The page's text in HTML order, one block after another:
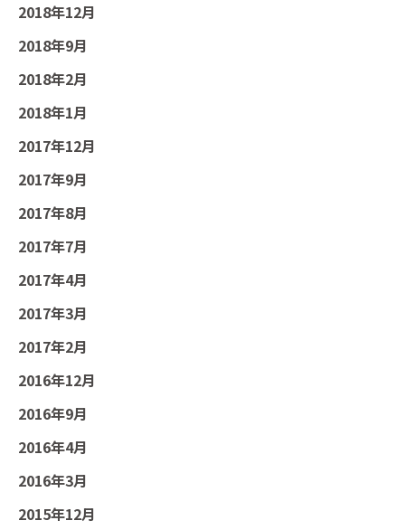
2018年12月
2018年9月
2018年2月
2018年1月
2017年12月
2017年9月
2017年8月
2017年7月
2017年4月
2017年3月
2017年2月
2016年12月
2016年9月
2016年4月
2016年3月
2015年12月